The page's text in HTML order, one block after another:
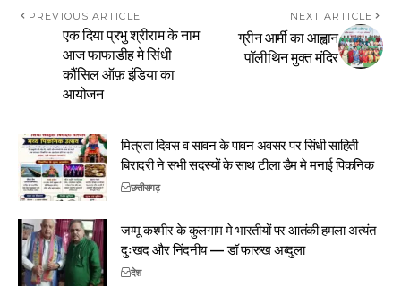
PREVIOUS ARTICLE
एक दिया प्रभु श्रीराम के नाम
आज फाफाडीह मे सिंधी
कौंसिल ऑफ़ इंडिया का
आयोजन
NEXT ARTICLE
ग्रीन आर्मी का आह्वान
पॉलीथिन मुक्त मंदिर
मित्रता दिवस व सावन के पावन अवसर पर सिंधी साहिती
बिरादरी ने सभी सदस्यों के साथ टीला डैम मे मनाई पिकनिक
छत्तीसगढ़
जम्मू कश्मीर के कुलगाम मे भारतीयों पर आतंकी हमला अत्यंत
दुःखद और निंदनीय — डॉ फारुख अब्दुला
देश